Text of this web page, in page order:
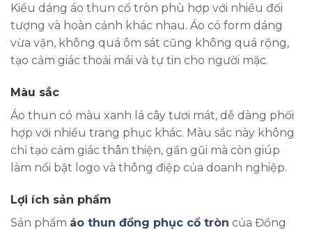
Kiểu dáng áo thun cổ tròn phù hợp với nhiều đối
tượng và hoàn cảnh khác nhau. Áo có form dáng
vừa vặn, không quá ôm sát cũng không quá rộng,
tạo cảm giác thoải mái và tự tin cho người mặc.
Màu sắc
Áo thun có màu xanh lá cây tươi mát, dễ dàng phối
hợp với nhiều trang phục khác. Màu sắc này không
chỉ tạo cảm giác thân thiện, gần gũi mà còn giúp
làm nổi bật logo và thông điệp của doanh nghiệp.
Lợi ích sản phẩm
Sản phẩm áo thun đồng phục cổ tròn của Đồng